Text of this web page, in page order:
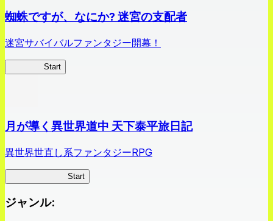
蜘蛛ですが、なにか? 迷宮の支配者
迷宮サバイバルファンタジー開幕！
Start
月が導く異世界道中 天下泰平旅日記
異世界世直し系ファンタジーRPG
Start
ジャンル: